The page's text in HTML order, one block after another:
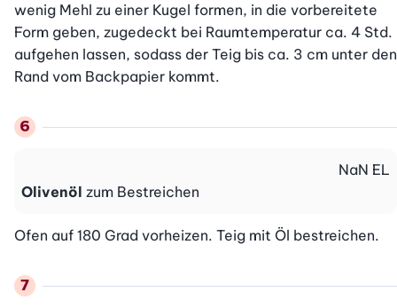
wenig Mehl zu einer Kugel formen, in die vorbereitete
Form geben, zugedeckt bei Raumtemperatur ca. 4 Std.
aufgehen lassen, sodass der Teig bis ca. 3 cm unter den
Rand vom Backpapier kommt.
Olivenöl zum Bestreichen
NaN EL
Ofen auf 180 Grad vorheizen. Teig mit Öl bestreichen.